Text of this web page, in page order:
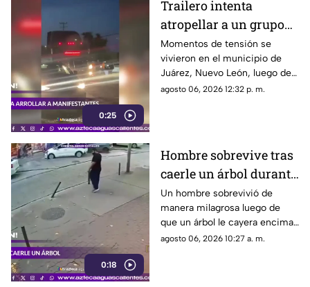
0:25
Trailero intenta
atropellar a un grupo
de personas y choca
varios vehículos
Momentos de tensión se
vivieron en el municipio de
Juárez, Nuevo León, luego de
que un trailero presuntamente
agosto 06, 2026 12:32 p. m.
0:18
Hombre sobrevive tras
caerle un árbol durante
tormenta
Un hombre sobrevivió de
manera milagrosa luego de
que un árbol le cayera encima
durante una fuerte tormenta
agosto 06, 2026 10:27 a. m.